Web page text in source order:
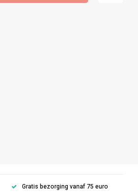
Gratis bezorging vanaf 75 euro